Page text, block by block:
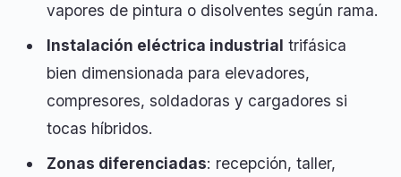
vapores de pintura o disolventes según rama.
Instalación eléctrica industrial trifásica
bien dimensionada para elevadores,
compresores, soldadoras y cargadores si
tocas híbridos.
Zonas diferenciadas: recepción, taller,